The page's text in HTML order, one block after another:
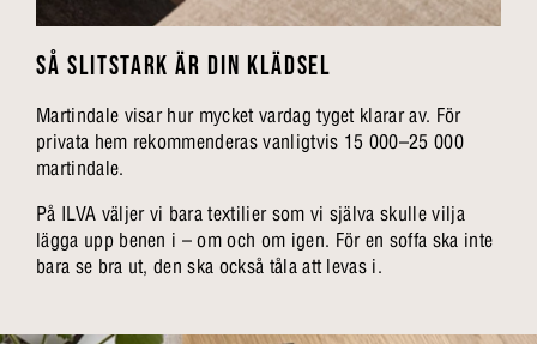
SÅ SLITSTARK ÄR DIN KLÄDSEL
Martindale visar hur mycket vardag tyget klarar av. För
privata hem rekommenderas vanligtvis 15 000–25 000
martindale.
På ILVA väljer vi bara textilier som vi själva skulle vilja
lägga upp benen i – om och om igen. För en soffa ska inte
bara se bra ut, den ska också tåla att levas i.